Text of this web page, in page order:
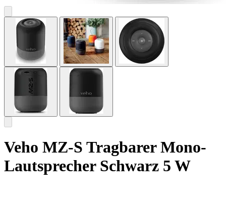
Veho MZ-S Tragbarer Mono-
Lautsprecher Schwarz 5 W